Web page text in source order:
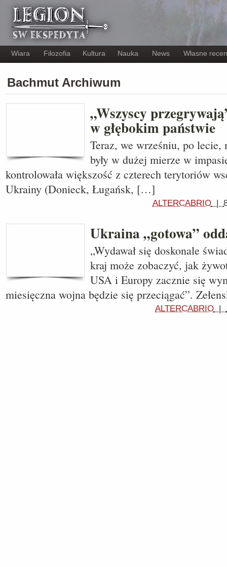
Wiara Filozofia Kultura Nauka News Własne
Bachmut Archiwum
„Wszyscy
w głębokim państwie
Teraz, we wrześniu, po
były w dużej mierze w
kontrolowała większość z czterech terytoriów
Ukrainy (Donieck, Ługańsk, […]
ALTERCABRIO |
Ukraina „gotowa”
„Wydawał się doskonale
kraj może zobaczyć, jak
USA i Europy zacznie się
miesięczna wojna będzie się przeciągać”.
ALTERCABRIO |